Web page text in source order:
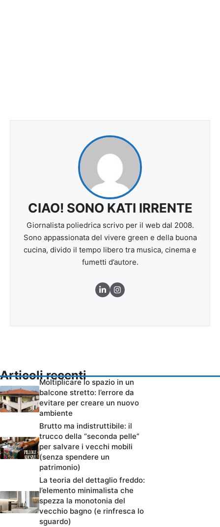
CIAO! SONO KATI IRRENTE
Giornalista poliedrica scrivo per il web dal 2008.
Sono appassionata del vivere green e della buona
cucina, divido il tempo libero tra musica, cinema e
fumetti d’autore.
Articoli recenti
Moltiplicare lo spazio in un
balcone stretto: l’errore da
evitare per creare un nuovo
ambiente
Brutto ma indistruttibile: il
trucco della “seconda pelle”
per salvare i vecchi mobili
(senza spendere un
patrimonio)
La teoria del dettaglio freddo:
l’elemento minimalista che
spezza la monotonia del
vecchio bagno (e rinfresca lo
sguardo)